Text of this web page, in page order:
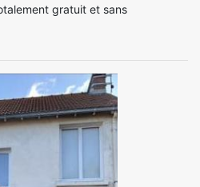
gratuit et sans